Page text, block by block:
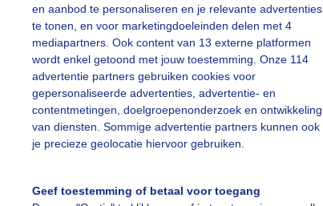
en aanbod te personaliseren en je relevante advertenties
te tonen, en voor marketingdoeleinden delen met 4
mediapartners. Ook content van 13 externe platformen
wordt enkel getoond met jouw toestemming. Onze 114
advertentie partners gebruiken cookies voor
gepersonaliseerde advertenties, advertentie- en
contentmetingen, doelgroepenonderzoek en ontwikkeling
van diensten. Sommige advertentie partners kunnen ook
je precieze geolocatie hiervoor gebruiken.
Geef toestemming of betaal voor toegang
luchten
Jessie van Neer Gemaakt: 14-05-2026, 7x bekeken